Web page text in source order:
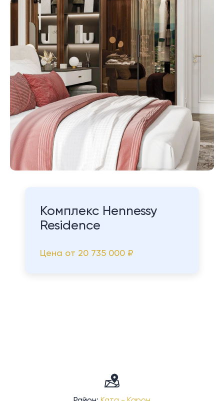
Комплекс Hennessy
Residence
Цена от 20 735 000 ₽